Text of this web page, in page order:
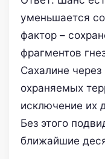
уменьшается
фактор –
фрагментов
Сахалине
охраняемых
исключение их
Без этого
ближайшие